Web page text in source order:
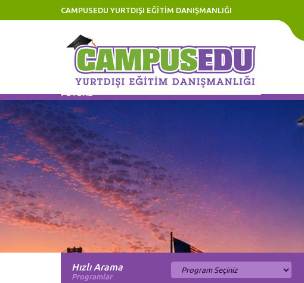
CAMPUSEDU YURTDIŞI EĞİTİM DANIŞMANLIĞI
Eğitiminize Yatırım, Geleceğinize Yatırımdır! Invest in
FUTURE
Hızlı Arama
Programlar